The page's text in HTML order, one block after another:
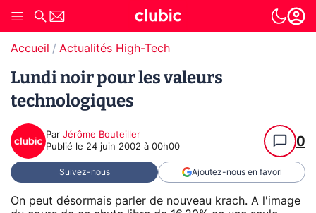
Accueil Actualités High-Tech
Lundi noir pour les valeurs
technologiques
Par Jérôme Bouteiller
Publié le 24 juin 2002 à 00h00 0
Suivez-nous Ajoutez-nous en favori
On peut désormais parler de nouveau krach. A l'image